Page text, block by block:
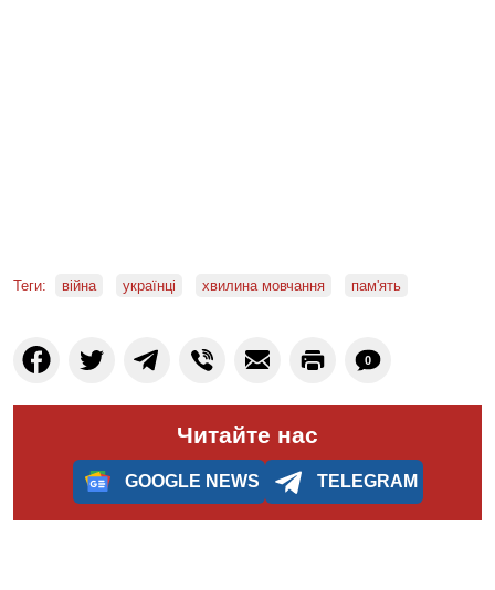
Теги: війна українці хвилина мовчання пам'ять
0
Читайте нас
GOOGLE NEWS TELEGRAM